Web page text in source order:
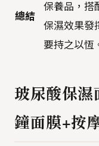
總結
保養品，搭
保濕效果發
要持之以恆
玻尿酸保濕
鐘面膜+按